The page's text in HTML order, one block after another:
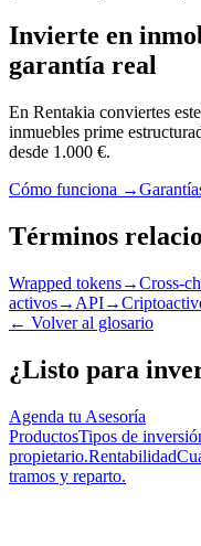
Invierte en
garantía real
En Rentakia conviertes
inmuebles prime
desde 1.000 €.
Cómo funciona →
Términos
Wrapped tokens→Cross-
activos→ API→
← Volver al glosario
¿Listo para
Agenda tu Asesoría
ProductosTipos de
propietario.Rentabilidad
tramos y reparto.